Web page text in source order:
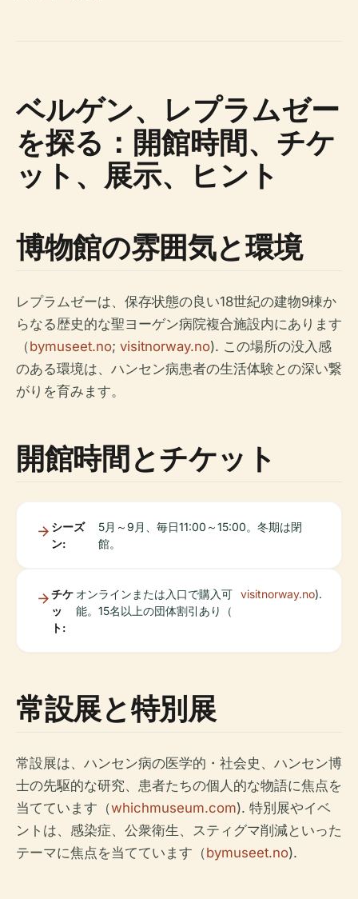
ベルゲン、レプラムゼー
を探る：開館時間、チケ
ット、展示、ヒント
博物館の雰囲気と環境
レプラムゼーは、保存状態の良い18世紀の建物9棟か
らなる歴史的な聖ヨーゲン病院複合施設内にあります
（bymuseet.no; visitnorway.no). この場所の没入感
のある環境は、ハンセン病患者の生活体験との深い繋
がりを育みます。
開館時間とチケット
シーズ
ン:
5月～9月、毎日11:00～15:00。冬期は閉
館。
チケ
ッ
ト:
オンラインまたは入口で購入可
能。15名以上の団体割引あり（
visitnorway.no).
常設展と特別展
常設展は、ハンセン病の医学的・社会史、ハンセン博
士の先駆的な研究、患者たちの個人的な物語に焦点を
当てています（whichmuseum.com). 特別展やイベ
ントは、感染症、公衆衛生、スティグマ削減といった
テーマに焦点を当てています（bymuseet.no).